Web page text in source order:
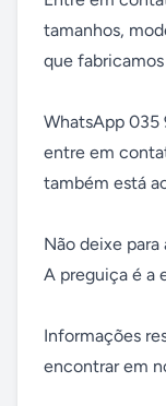
tamanhos,
que
WhatsApp 035
entre em
também está
Não deixe
A preguiça é a
Informações
encontrar em